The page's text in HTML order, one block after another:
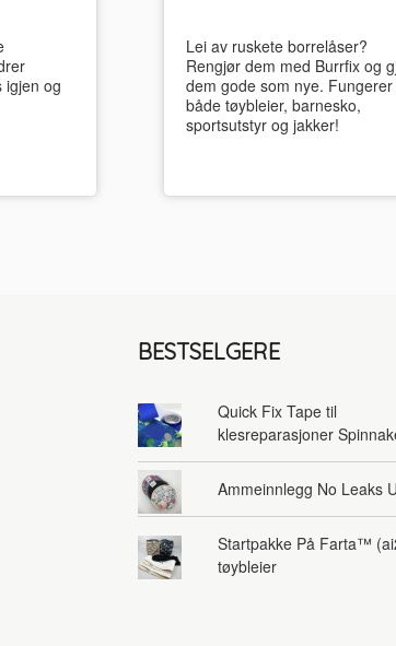
igjen og
Lei av ruskete borrelåser?
Rengjør dem med Burrfix og
dem gode som nye.
både tøybleier, barnesko,
sportsutstyr og jakker!
BESTSELGERE
Quick Fix Tape til
klesreparasjoner
Ammeinnlegg No Leaks
Startpakke På Farta™
tøybleier